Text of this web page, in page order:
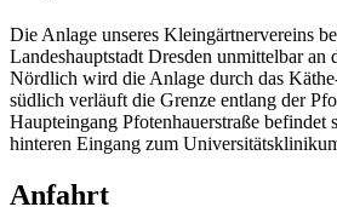
Die Anlage unseres Kleingärtnervereins
Landeshauptstadt Dresden unmittelbar an
Nördlich wird die Anlage durch das
südlich verläuft die Grenze entlang der
Haupteingang Pfotenhauerstraße befindet
hinteren Eingang zum
Anfahrt